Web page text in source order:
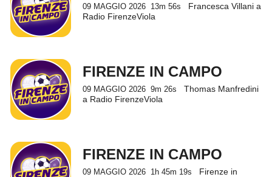
09 MAGGIO 2026 13m 56s
Francesca Villani a
Radio FirenzeViola
FIRENZE IN CAMPO
09 MAGGIO 2026 9m 26s
Thomas Manfredini
a Radio FirenzeViola
FIRENZE IN CAMPO
09 MAGGIO 2026 1h 45m 19s
Firenze in